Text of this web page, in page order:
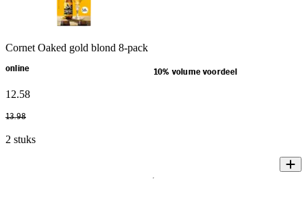
Cornet Oaked gold blond 8-pack
online 10% volume voordeel
12.58
13.98
2 stuks